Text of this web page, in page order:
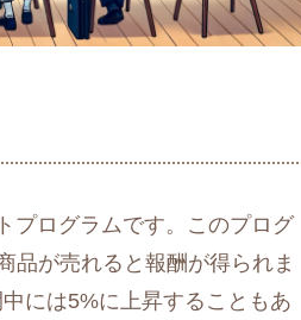
プログラムです。このプログ
品が売れると報酬が得られま
には5%に上昇することもあ